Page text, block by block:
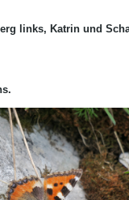
links, Katrin und